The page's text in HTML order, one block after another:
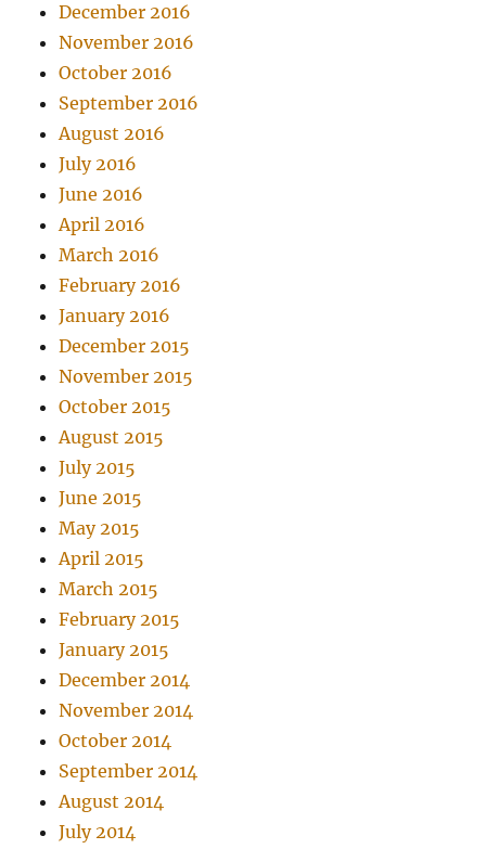
December 2016
November 2016
October 2016
September 2016
August 2016
July 2016
June 2016
April 2016
March 2016
February 2016
January 2016
December 2015
November 2015
October 2015
August 2015
July 2015
June 2015
May 2015
April 2015
March 2015
February 2015
January 2015
December 2014
November 2014
October 2014
September 2014
August 2014
July 2014